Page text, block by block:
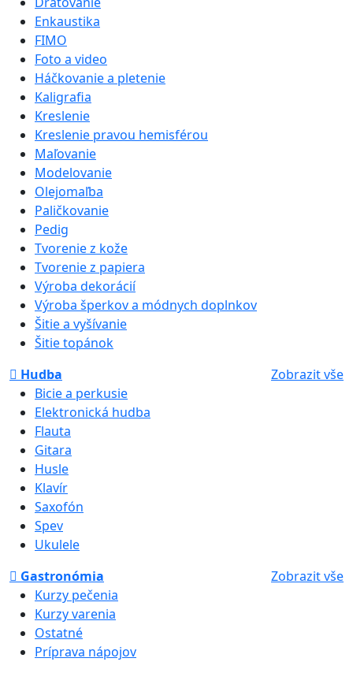
Enkaustika
FIMO
Foto a video
Háčkovanie a pletenie
Kaligrafia
Kreslenie
Kreslenie pravou hemisférou
Maľovanie
Modelovanie
Olejomaľba
Paličkovanie
Pedig
Tvorenie z kože
Tvorenie z papiera
Výroba dekorácií
Výroba šperkov a módnych doplnkov
Šitie a vyšívanie
Šitie topánok
Hudba
Zobrazit vše
Bicie a perkusie
Elektronická hudba
Flauta
Gitara
Husle
Klavír
Saxofón
Spev
Ukulele
Gastronómia
Zobrazit vše
Kurzy pečenia
Kurzy varenia
Ostatné
Príprava nápojov